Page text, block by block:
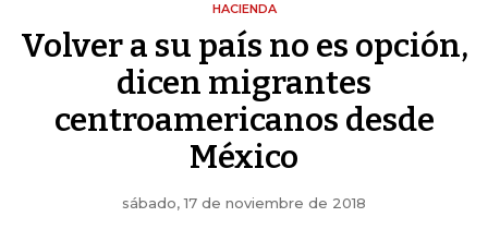
HACIENDA
Volver a su país no es opción,
dicen migrantes
centroamericanos desde
México
sábado, 17 de noviembre de 2018